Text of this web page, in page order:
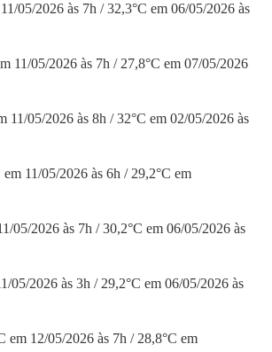
05/2026 às 7h / 32,3°C em 06/05/2026 às
11/05/2026 às 7h / 27,8°C em 07/05/2026
11/05/2026 às 8h / 32°C em 02/05/2026 às
11/05/2026 às 6h / 29,2°C em
05/2026 às 7h / 30,2°C em 06/05/2026 às
05/2026 às 3h / 29,2°C em 06/05/2026 às
em 12/05/2026 às 7h / 28,8°C em